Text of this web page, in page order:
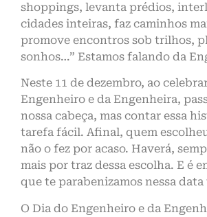
shoppings, levanta prédios,
cidades inteiras, faz caminhos
promove encontros sob trilhos,
sonhos…” Estamos falando da
Neste 11 de dezembro, ao
Engenheiro e da Engenheira,
nossa cabeça, mas contar essa
tarefa fácil. Afinal, quem
não o fez por acaso. Haverá,
mais por traz dessa escolha. E é
que te parabenizamos nessa data
O Dia do Engenheiro e da